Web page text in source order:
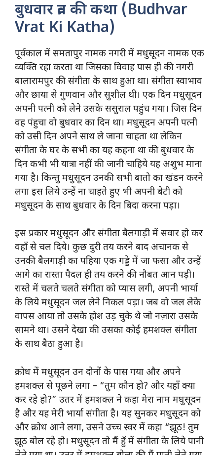
बुधवार व्रत की कथा (Budhvar
Vrat Ki Katha)
पूर्वकाल में समतापुर नामक नगरी में मधुसूदन नामक एक
व्यक्ति रहा करता था जिसका विवाह पास ही की नगरी
बालारामपुर की संगीता के साथ हुआ था। संगीता स्वाभाव
और छाया से गुणवान और सुशील थी। एक दिन मधुसूदन
अपनी पत्नी को लेने उसके ससुराल पहुंच गया। जिस दिन
वह पंहुचा वो बुधवार का दिन था। मधुसूदन अपनी पत्नी
को उसी दिन अपने साथ ले जाना चाहता था लेकिन
संगीता के घर के सभी का यह कहना था की बुधवार के
दिन कभी भी यात्रा नहीं की जानी चाहिये यह अशुभ माना
गया है। किन्तु मधुसूदन उनकी सभी बातो का खंडन करने
लगा इस लिये उन्हें ना चाहते हुए भी अपनी बेटी को
मधुसूदन के साथ बुधवार के दिन बिदा करना पड़ा।
इस प्रकार मधुसूदन और संगीता बैलगाड़ी में सवार हो कर
वहाँ से चल दिये। कुछ दुरी तय करने बाद अचानक से
उनकी बैलगाड़ी का पहिया एक गड्डे में जा फसा और उन्हें
आगे का रास्ता पैदल ही तय करने की नौबत आन पड़ी।
रास्ते में चलते चलते संगीता को प्यास लगी, अपनी भार्या
के लिये मधुसूदन जल लेने निकल पड़ा। जब वो जल लेके
वापस आया तो उसके होश उड़ चुके थे जो नज़ारा उसके
सामने था। उसने देखा की उसका कोई हमशक्ल संगीता
के साथ बैठा हुआ है।
क्रोध में मधुसूदन उन दोनों के पास गया और अपने
हमशक्ल से पूछने लगा – “तुम कौन हो? और यहाँ क्या
कर रहे हो?” उतर में हमशक्ल ने कहा मेरा नाम मधुसूदन
है और यह मेरी भार्या संगीता है। यह सुनकर मधुसूदन को
और क्रोध आने लगा, उसने उच्च स्वर में कहा “झूठ! तुम
झूठ बोल रहे हो। मधुसूदन तो मैं हुँ में संगीता के लिये पानी